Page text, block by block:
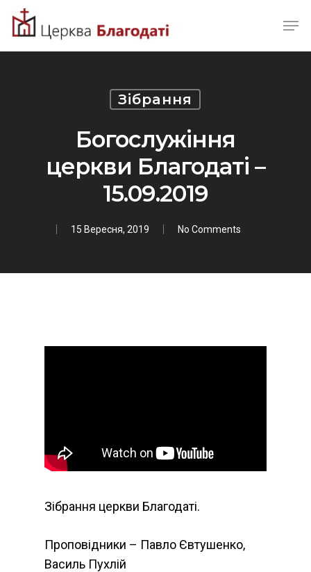
Skip
Зібрання
Богослужіння
церкви Благодаті –
15.09.2019
15 Вересня, 2019 No Comments
Зібрання церкви Благодаті.
Проповідники – Павло Євтушенко,
Василь Пухлій